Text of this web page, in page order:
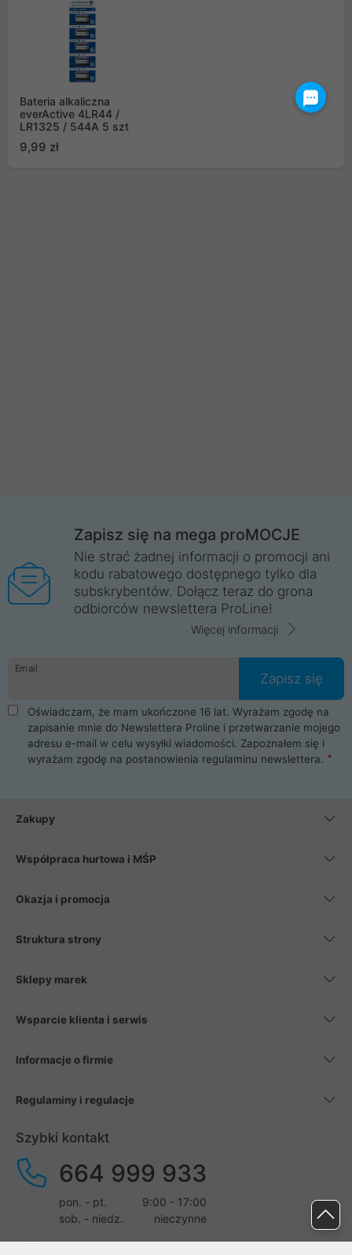
Bateria alkaliczna
everActive 4LR44 /
LR1325 / 544A 5 szt
9,99 zł
Zapisz się na mega proMOCJE
Nie strać żadnej informacji o promocji ani
kodu rabatowego dostępnego tylko dla
subskrybentów. Dołącz teraz do grona
odbiorców newslettera ProLine!
Więcej informacji
Email
Zapisz się
Oświadczam, że mam ukończone 16 lat. Wyrażam zgodę na
zapisanie mnie do Newslettera Proline i przetwarzanie mojego
adresu e-mail w celu wysyłki wiadomości. Zapoznałem się i
wyrażam zgodę na postanowienia regulaminu newslettera.
Zakupy
Współpraca hurtowa i MŚP
Okazja i promocja
Struktura strony
Sklepy marek
Wsparcie klienta i serwis
Informacje o firmie
Regulaminy i regulacje
Szybki kontakt
664 999 933
pon. - pt.
9:00 - 17:00
sob. - niedz.
nieczynne